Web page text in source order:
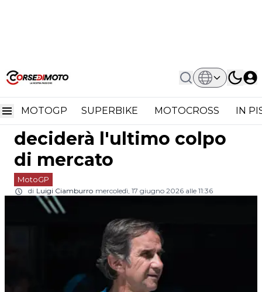
MOTOGP SUPERBIKE MOTOCROSS IN
Home MotoGP
Ballottaggio Marini-Fernandez: Brivio
Ballottaggio Marini-
Fernandez: Brivio
deciderà l'ultimo colpo
di mercato
MotoGP
di Luigi Ciamburro mercoledì, 17 giugno 2026 alle 11:36